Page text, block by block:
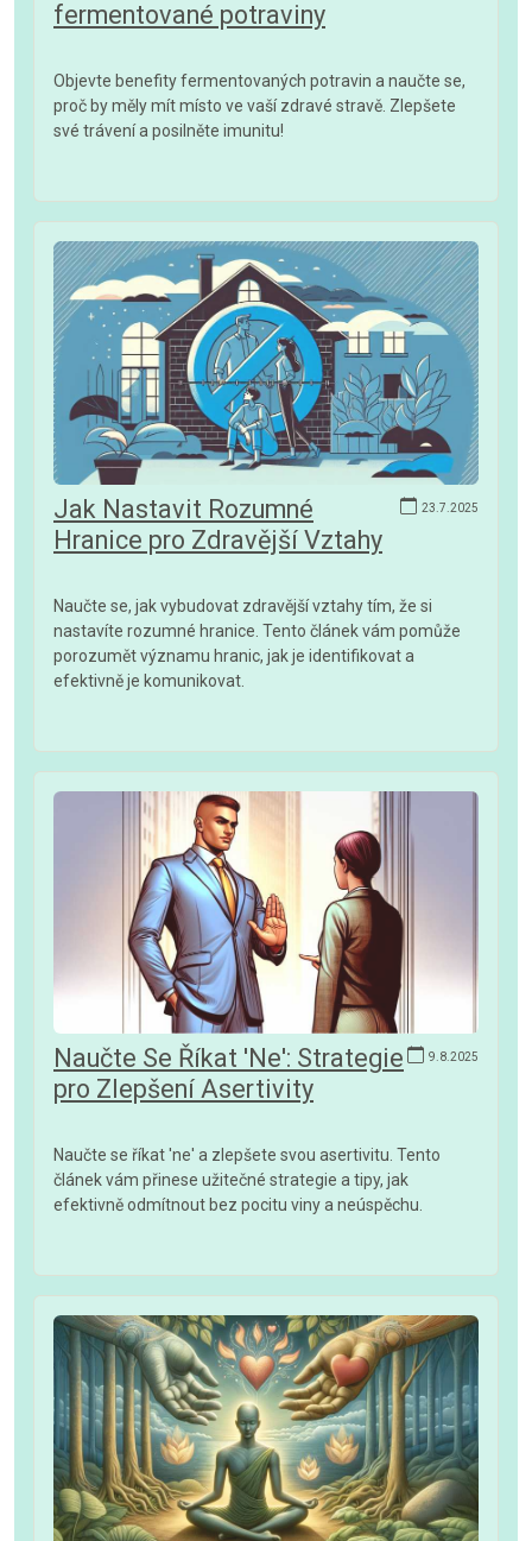
fermentované potraviny
Objevte benefity fermentovaných potravin a naučte se,
proč by měly mít místo ve vaší zdravé stravě. Zlepšete
své trávení a posilněte imunitu!
23.7.2025
Jak Nastavit Rozumné
Hranice pro Zdravější Vztahy
Naučte se, jak vybudovat zdravější vztahy tím, že si
nastavíte rozumné hranice. Tento článek vám pomůže
porozumět významu hranic, jak je identifikovat a
efektivně je komunikovat.
9.8.2025
Naučte Se Říkat 'Ne': Strategie
pro Zlepšení Asertivity
Naučte se říkat 'ne' a zlepšete svou asertivitu. Tento
článek vám přinese užitečné strategie a tipy, jak
efektivně odmítnout bez pocitu viny a neúspěchu.